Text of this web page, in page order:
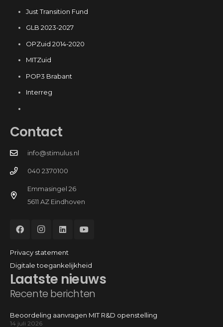
Just Transition Fund
GLB 2023-2027
OPZuid 2014-2020
MITZuid
POP3 Brabant
Interreg
Laatste nieuws
Recente berichten
Beoordeling aanvragen MIT R&D openstelling
14 juli 2026
Contact
info@stimulus.nl
040 2370100
Emmasingel 26
5611 AZ Eindhoven
Privacy statement
Digitale toegankelijkheid